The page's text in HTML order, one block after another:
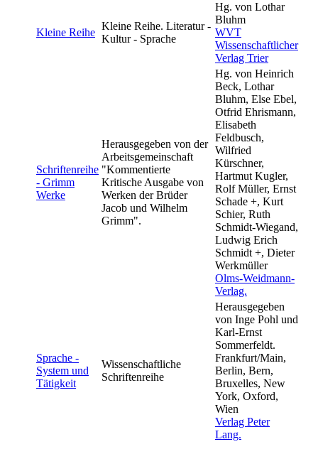
Kleine Reihe
Kleine Reihe. Literatur -
Kultur - Sprache
Hg. von Lothar
Bluhm
WVT
Wissenschaftlicher
Verlag Trier
Schriftenreihe
- Grimm
Werke
Herausgegeben von der
Arbeitsgemeinschaft
"Kommentierte
Kritische Ausgabe von
Werken der Brüder
Jacob und Wilhelm
Grimm".
Hg. von Heinrich
Beck, Lothar
Bluhm, Else Ebel,
Otfrid Ehrismann,
Elisabeth
Feldbusch,
Wilfried
Kürschner,
Hartmut Kugler,
Rolf Müller, Ernst
Schade +, Kurt
Schier, Ruth
Schmidt-Wiegand,
Ludwig Erich
Schmidt +, Dieter
Werkmüller
Olms-Weidmann-
Verlag.
Sprache -
System und
Tätigkeit
Wissenschaftliche
Schriftenreihe
Herausgegeben
von Inge Pohl und
Karl-Ernst
Sommerfeldt.
Frankfurt/Main,
Berlin, Bern,
Bruxelles, New
York, Oxford,
Wien
Verlag Peter
Lang.